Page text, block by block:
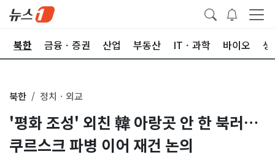
북한 금융ㆍ증권 산업 부동산 ITㆍ과학 바이오 생
북한 정치ㆍ외교
'평화 조성' 외친 韓 아랑곳 안 한 북러…
쿠르스크 파병 이어 재건 논의